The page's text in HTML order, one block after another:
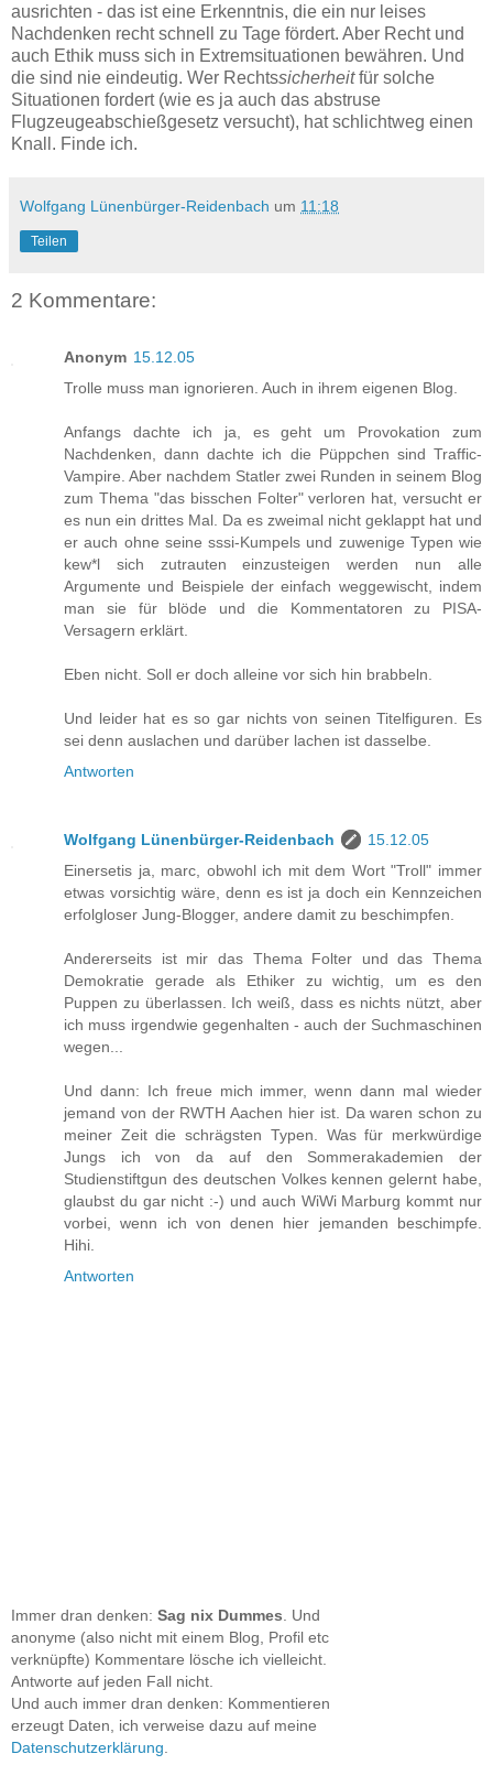
ausrichten - das ist eine Erkenntnis, die ein nur leises
Nachdenken recht schnell zu Tage fördert. Aber Recht und
auch Ethik muss sich in Extremsituationen bewähren. Und
die sind nie eindeutig. Wer Rechtssicherheitfür solche
Situationen fordert (wie es ja auch das abstruse
Flugzeugeabschießgesetz versucht), hat schlichtweg einen
Knall. Finde ich.
Wolfgang Lünenbürger-Reidenbach um 11:18
Teilen
2 Kommentare:
Anonym 15.12.05
Trolle muss man ignorieren. Auch in ihrem eigenen Blog.
Anfangs dachte ich ja, es geht um Provokation zum
Nachdenken, dann dachte ich die Püppchen sind Traffic-
Vampire. Aber nachdem Statler zwei Runden in seinem Blog
zum Thema "das bisschen Folter" verloren hat, versucht er
es nun ein drittes Mal. Da es zweimal nicht geklappt hat und
er auch ohne seine sssi-Kumpels und zuwenige Typen wie
kew*l sich zutrauten einzusteigen werden nun alle
Argumente und Beispiele der einfach weggewischt, indem
man sie für blöde und die Kommentatoren zu PISA-
Versagern erklärt.
Eben nicht. Soll er doch alleine vor sich hin brabbeln.
Und leider hat es so gar nichts von seinen Titelfiguren. Es
sei denn auslachen und darüber lachen ist dasselbe.
Antworten
Wolfgang Lünenbürger-Reidenbach
15.12.05
Einersetis ja, marc, obwohl ich mit dem Wort "Troll" immer
etwas vorsichtig wäre, denn es ist ja doch ein Kennzeichen
erfolgloser Jung-Blogger, andere damit zu beschimpfen.
Andererseits ist mir das Thema Folter und das Thema
Demokratie gerade als Ethiker zu wichtig, um es den
Puppen zu überlassen. Ich weiß, dass es nichts nützt, aber
ich muss irgendwie gegenhalten - auch der Suchmaschinen
wegen...
Und dann: Ich freue mich immer, wenn dann mal wieder
jemand von der RWTH Aachen hier ist. Da waren schon zu
meiner Zeit die schrägsten Typen. Was für merkwürdige
Jungs ich von da auf den Sommerakademien der
Studienstiftgun des deutschen Volkes kennen gelernt habe,
glaubst du gar nicht :-) und auch WiWi Marburg kommt nur
vorbei, wenn ich von denen hier jemanden beschimpfe.
Hihi.
Antworten
Immer dran denken: Sag nix Dummes . Und
anonyme (also nicht mit einem Blog, Profil etc
verknüpfte) Kommentare lösche ich vielleicht.
Antworte auf jeden Fall nicht.
Und auch immer dran denken: Kommentieren
erzeugt Daten, ich verweise dazu auf meine
Datenschutzerklärung